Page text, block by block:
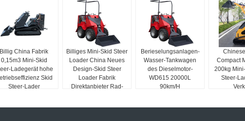
Billig China Fabrik
0,15m3 Mini-Skid
Ladegerät hohe
Skid
Steer-Lader
Billiges Mini-Skid Steer
Loader China Neues
Design-Skid Steer
Loader Fabrik
Direktanbieter Rad-
Berieselungsanlagen-
Wasser-Tankwagen
des Dieselmotor-
WD615 20000L
90km/H
Compact
200kg
Steer-